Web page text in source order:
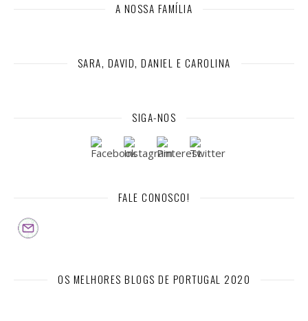
A NOSSA FAMÍLIA
SARA, DAVID, DANIEL E CAROLINA
SIGA-NOS
FALE CONOSCO!
OS MELHORES BLOGS DE PORTUGAL 2020